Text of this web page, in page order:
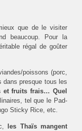
que de le visiter
beaucoup. Pour la
régal de goûter
poissons (porc,
dans presque tous les
et fruits frais… Quel
tel que le Pad-
Sticky Rice, etc.
les Thaïs mangent